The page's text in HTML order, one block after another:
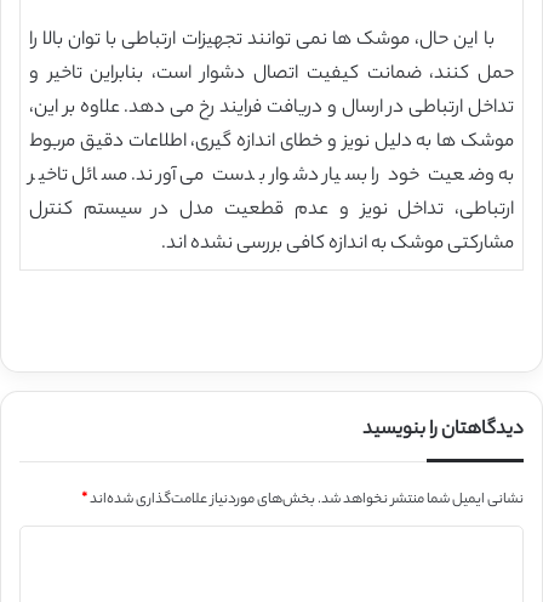
با این حال، موشک ها نمی توانند تجهیزات ارتباطی با توان بالا را
حمل کنند، ضمانت کیفیت اتصال دشوار است، بنابراین تاخیر و
تداخل ارتباطی در ارسال و دریافت فرایند رخ می دهد. علاوه بر این،
موشک ها به دلیل نویز و خطای اندازه گیری، اطلاعات دقیق مربوط
به وضعیت خود را بسیار دشوار بدست می آورند. مسائل تاخیر
ارتباطی، تداخل نویز و عدم قطعیت مدل در سیستم کنترل
مشارکتی موشک به اندازه کافی بررسی نشده اند.
دیدگاهتان را بنویسید
نشانی ایمیل شما منتشر نخواهد شد.بخش‌های موردنیاز علامت‌گذاری شده‌اند*